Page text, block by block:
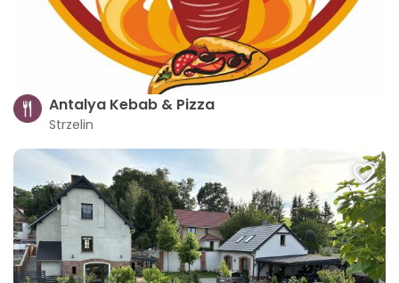
Antalya Kebab & Pizza
Strzelin